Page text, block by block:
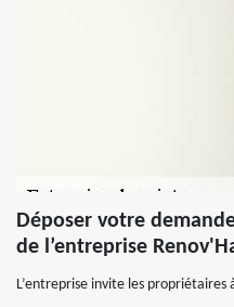
Déposer votre
de l’entreprise
L’entreprise invite les propriétaires